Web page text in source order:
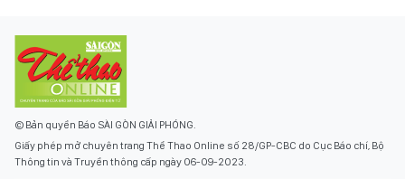
© Bản quyền Báo SÀI GÒN GIẢI PHÓNG.
Giấy phép mở chuyên trang Thể Thao Online số 28/GP-CBC do Cục Báo chí, Bộ
Thông tin và Truyền thông cấp ngày 06-09-2023.